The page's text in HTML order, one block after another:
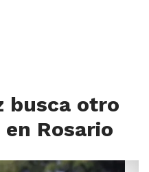
busca otro
Rosario